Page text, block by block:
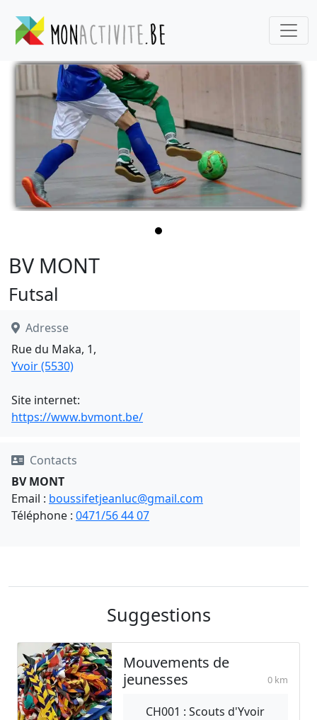
BV MONT
Futsal
Adresse
Rue du Maka, 1,
Yvoir (5530)
Site internet:
https://www.bvmont.be/
Contacts
BV MONT
Email : boussifetjeanluc@gmail.com
Téléphone : 0471/56 44 07
Suggestions
Mouvements de
jeunesses
0 km
CH001 : Scouts d'Yvoir